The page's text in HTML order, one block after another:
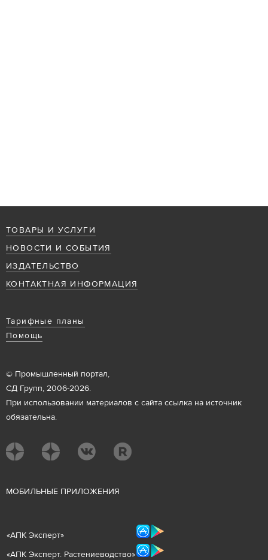
ТОВАРЫ И УСЛУГИ
НОВОСТИ И СОБЫТИЯ
ИЗДАТЕЛЬСТВО
КОНТАКТНАЯ ИНФОРМАЦИЯ
Тарифные планы
Помощь
© Промышленный портал,
СД Групп, 2006-2026.
При использовании материалов с сайта ссылка на источник
обязательна.
МОБИЛЬНЫЕ ПРИЛОЖЕНИЯ
«АПК Эксперт»
«АПК Эксперт. Растениеводство»